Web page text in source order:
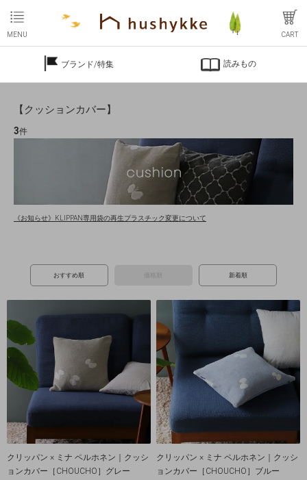
MENU CART
ブランド/特集 読みもの
【クッションカバー】
3件
《お知らせ》KLIPPAN専用袋の再生プラスチック変更について
おすすめ順 新着順
クリッパン × ミナ ペルホネン｜クッシ
ョンカバー［CHOUCHO］グレー
クリッパン × ミナ ペルホネン｜クッシ
ョンカバー［CHOUCHO］ブルー